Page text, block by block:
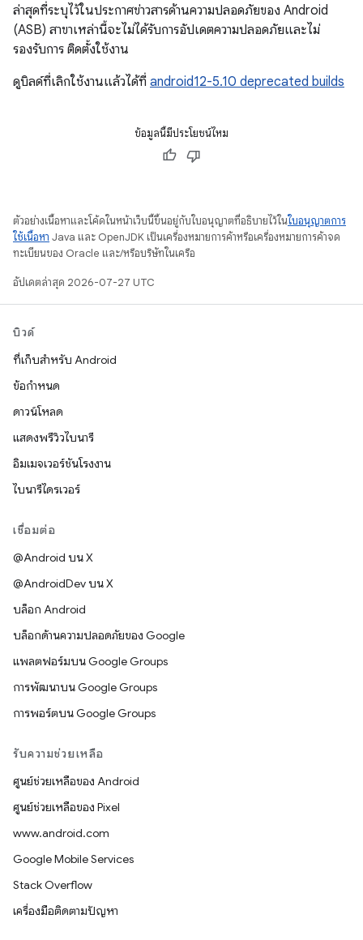
ล่าสุดที่ระบุไว้ในประกาศข่าวสารด้านความปลอดภัยของ Android
(ASB) สาขาเหล่านี้จะไม่ได้รับการอัปเดตความปลอดภัยและไม่
รองรับการ ติดตั้งใช้งาน
ดูบิลด์ที่เลิกใช้งานแล้วได้ที่ android12-5.10 deprecated builds
ข้อมูลนี้มีประโยชน์ไหม
ตัวอย่างเนื้อหาและโค้ดในหน้าเว็บนี้ขึ้นอยู่กับใบอนุญาตที่อธิบายไว้ในใบอนุญาตการ
ใช้เนื้อหา Java และ OpenJDK เป็นเครื่องหมายการค้าหรือเครื่องหมายการค้าจด
ทะเบียนของ Oracle และ/หรือบริษัทในเครือ
อัปเดตล่าสุด 2026-07-27 UTC
บิวด์
ที่เก็บสำหรับ Android
ข้อกำหนด
ดาวน์โหลด
แสดงพรีวิวไบนารี
อิมเมจเวอร์ชันโรงงาน
ไบนารีไดรเวอร์
เชื่อมต่อ
@Android บน X
@AndroidDev บน X
บล็อก Android
บล็อกด้านความปลอดภัยของ Google
แพลตฟอร์มบน Google Groups
การพัฒนาบน Google Groups
การพอร์ตบน Google Groups
รับความช่วยเหลือ
ศูนย์ช่วยเหลือของ Android
ศูนย์ช่วยเหลือของ Pixel
www.android.com
Google Mobile Services
Stack Overflow
เครื่องมือติดตามปัญหา